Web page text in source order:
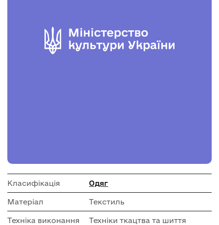
Класифікація Одяг
Матеріал Текстиль
Техніка виконання Техніки ткацтва та шиття